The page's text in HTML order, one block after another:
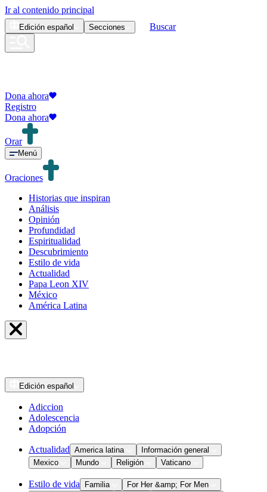
Ir al contenido principal
Edición español Secciones Buscar
Dona ahora
Registro
Dona ahora
Orar
Menú
Oraciones
Historias que inspiran
Análisis
Opinión
Profundidad
Espiritualidad
Descubrimiento
Estilo de vida
Actualidad
Papa Leon XIV
México
América Latina
Edición español
Adiccion
Adolescencia
Adopción
Actualidad America latina
Información general
Mexico
Mundo Religión Vaticano
Estilo de vida Familia
For Her &amp; For Men